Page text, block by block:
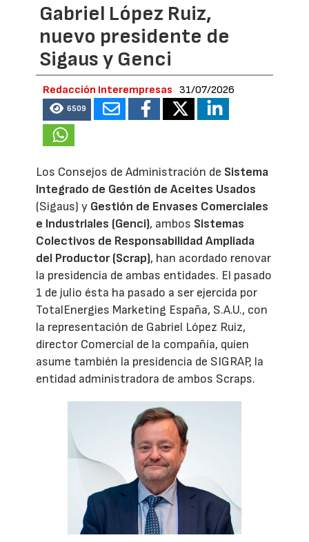
Gabriel López Ruiz,
nuevo presidente de
Sigaus y Genci
Redacción Interempresas 31/07/2026
6509
Los Consejos de Administración de Sistema
Integrado de Gestión de Aceites Usados
(Sigaus) y Gestión de Envases Comerciales
e Industriales (Genci), ambos Sistemas
Colectivos de Responsabilidad Ampliada
del Productor (Scrap), han acordado renovar
la presidencia de ambas entidades. El pasado
1 de julio ésta ha pasado a ser ejercida por
TotalEnergies Marketing España, S.A.U., con
la representación de Gabriel López Ruiz,
director Comercial de la compañía, quien
asume también la presidencia de SIGRAP, la
entidad administradora de ambos Scraps.